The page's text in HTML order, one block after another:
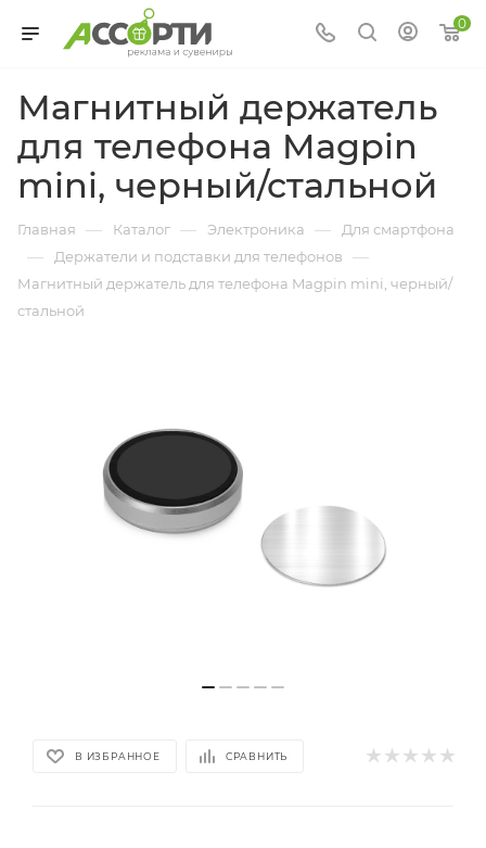
0
Магнитный держатель
для телефона Magpin
mini, черный/стальной
Главная — Каталог — Электроника — Для смартфона
— Держатели и подставки для телефонов —
Магнитный держатель для телефона Magpin mini, черный/
стальной
В ИЗБРАННОЕ СРАВНИТЬ